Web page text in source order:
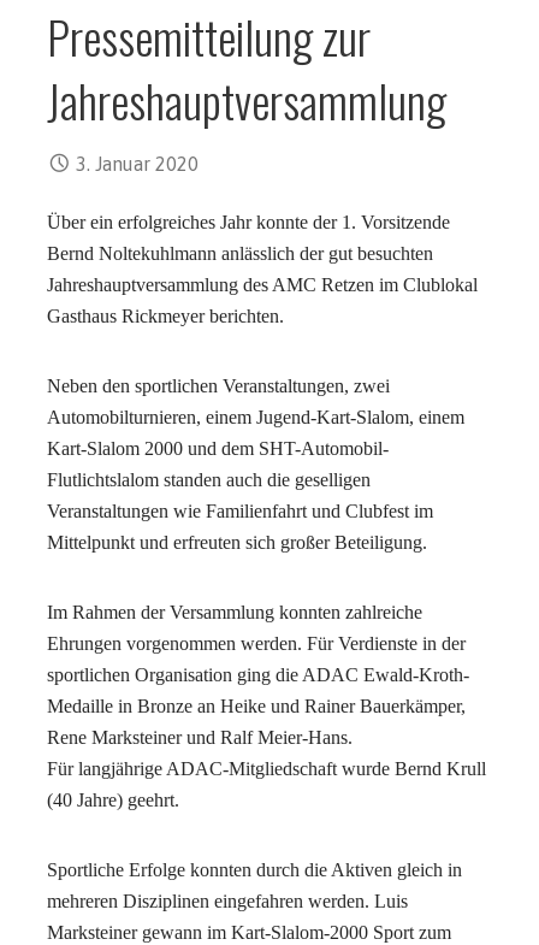
Pressemitteilung zur
Jahreshauptversammlung
3. Januar 2020
Über ein erfolgreiches Jahr konnte der 1. Vorsitzende
Bernd Noltekuhlmann anlässlich der gut besuchten
Jahreshauptversammlung des AMC Retzen im Clublokal
Gasthaus Rickmeyer berichten.
Neben den sportlichen Veranstaltungen, zwei
Automobilturnieren, einem Jugend-Kart-Slalom, einem
Kart-Slalom 2000 und dem SHT-Automobil-
Flutlichtslalom standen auch die geselligen
Veranstaltungen wie Familienfahrt und Clubfest im
Mittelpunkt und erfreuten sich großer Beteiligung.
Im Rahmen der Versammlung konnten zahlreiche
Ehrungen vorgenommen werden. Für Verdienste in der
sportlichen Organisation ging die ADAC Ewald-Kroth-
Medaille in Bronze an Heike und Rainer Bauerkämper,
Rene Marksteiner und Ralf Meier-Hans.
Für langjährige ADAC-Mitgliedschaft wurde Bernd Krull
(40 Jahre) geehrt.
Sportliche Erfolge konnten durch die Aktiven gleich in
mehreren Disziplinen eingefahren werden. Luis
Marksteiner gewann im Kart-Slalom-2000 Sport zum